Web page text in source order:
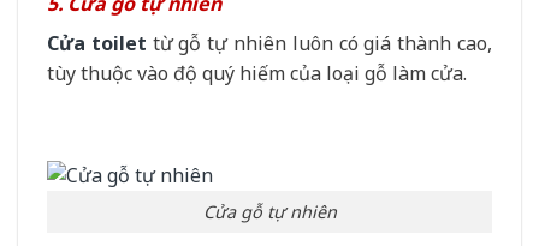
Cửa toilet từ gỗ tự nhiên luôn có giá thành cao,
tùy thuộc vào độ quý hiếm của loại gỗ làm cửa.
Cửa gỗ tự nhiên